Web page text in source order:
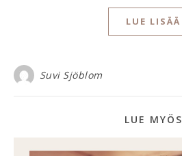
LUE LISÄÄ
Suvi Sjöblom
LUE MYÖS